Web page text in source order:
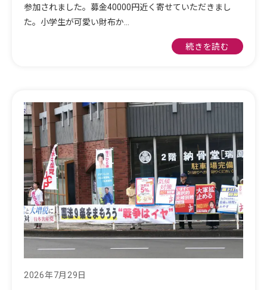
参加されました。募金40000円近く寄せていただきまし
た。小学生が可愛い財布か…
続きを読む
2026年7月29日